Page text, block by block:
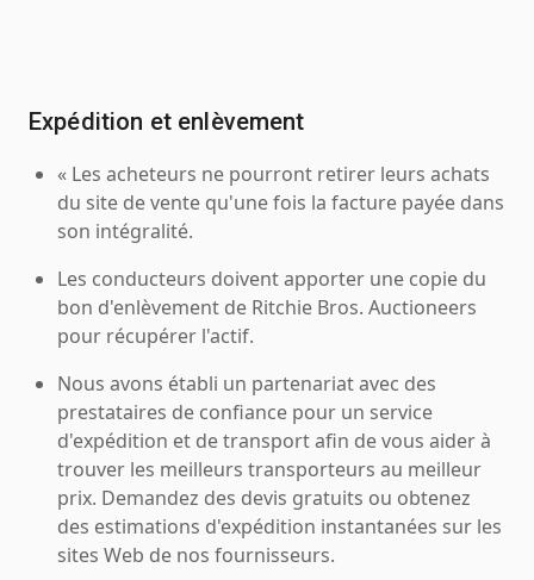
Expédition et enlèvement
« Les acheteurs ne pourront retirer leurs achats
du site de vente qu'une fois la facture payée dans
son intégralité.
Les conducteurs doivent apporter une copie du
bon d'enlèvement de Ritchie Bros. Auctioneers
pour récupérer l'actif.
Nous avons établi un partenariat avec des
prestataires de confiance pour un service
d'expédition et de transport afin de vous aider à
trouver les meilleurs transporteurs au meilleur
prix. Demandez des devis gratuits ou obtenez
des estimations d'expédition instantanées sur les
sites Web de nos fournisseurs.